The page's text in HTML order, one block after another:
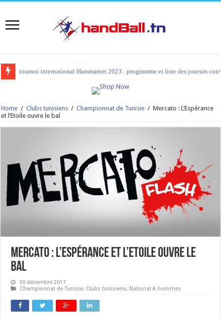
tournoi international Hammamet 2023 : programme et liste des joueurs
Home / Clubs tunisiens / Championnat de Tunisie / Mercato : L’Espérance
et l’Etoile ouvre le bal
Mercato : L’Espérance et l’Etoile ouvre le
bal
30 décembre 2017
Championnat de Tunisie, Clubs tunisiens, National A hommes